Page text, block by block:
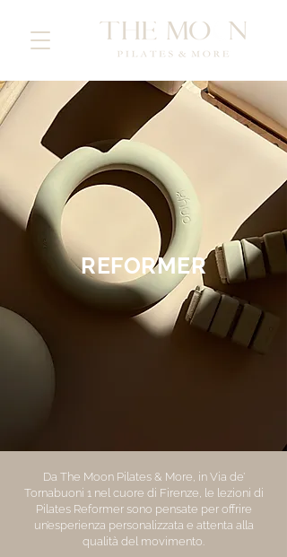
REFORMER
Da The Moon Pilates & More, in Via de’
Tornabuoni 1 nel cuore di Firenze, le lezioni di
Pilates Reformer sono pensate per offrire
un’esperienza personalizzata e attenta alla
qualità del movimento.